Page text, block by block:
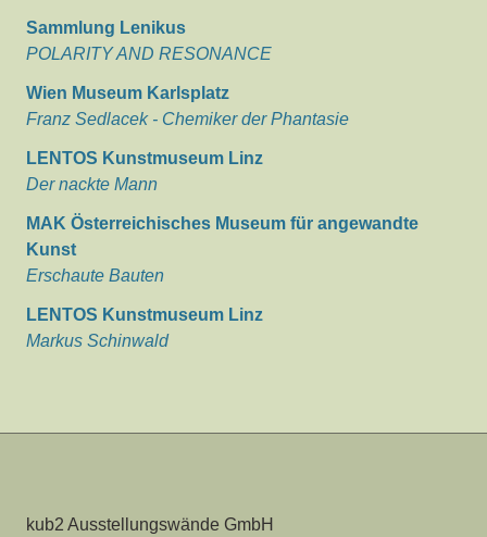
Sammlung Lenikus
POLARITY AND RESONANCE
Wien Museum Karlsplatz
Franz Sedlacek - Chemiker der Phantasie
LENTOS Kunstmuseum Linz
Der nackte Mann
MAK Österreichisches Museum für angewandte
Kunst
Erschaute Bauten
LENTOS Kunstmuseum Linz
Markus Schinwald
kub2 Ausstellungswände GmbH